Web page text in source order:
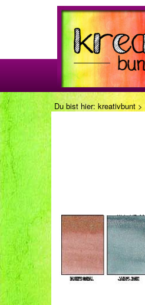
Du bist hier: kreativbunt >